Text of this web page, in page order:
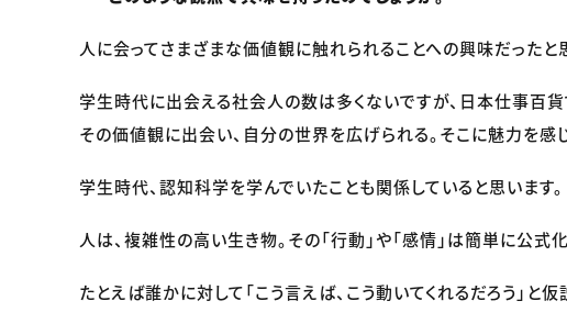
人に会ってさまざまな価値観に触れられることへの興味だったと
学生時代に出会える社会人の数は多くないですが、日本仕事百
その価値観に出会い、自分の世界を広げられる。そこに魅力を感
学生時代、認知科学を学んでいたことも関係していると思います。
人は、複雑性の高い生き物。その「行動」や「感情」は簡単に公式
たとえば誰かに対して「こう言えば、こう動いてくれるだろう」と